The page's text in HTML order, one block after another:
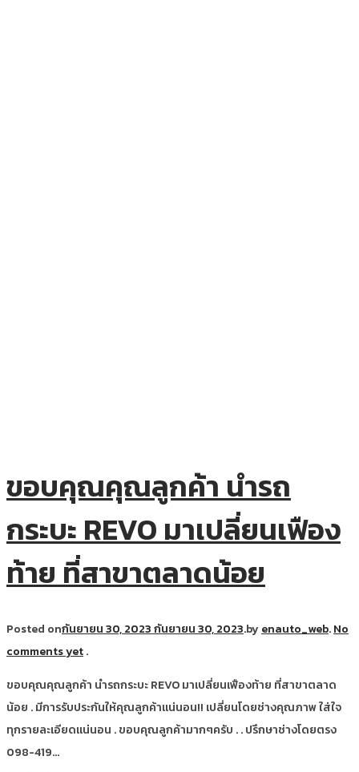
ขอบคุณคุณลูกค้า นำรถ
กระบะ REVO มาเปลี่ยนเฟือง
ท้าย ที่สาขาตลาดน้อย
Posted onกันยายน 30, 2023กันยายน 30, 2023.by enauto_web.No
comments yet.
ขอบคุณคุณลูกค้า นำรถกระบะ REVO มาเปลี่ยนเฟืองท้าย ที่สาขาตลาด
น้อย . มีการรับประกันให้คุณลูกค้าแน่นอน!! เปลี่ยนโดยช่างคุณภาพ ใส่ใจ
ทุกรายละเอียดแน่นอน . ขอบคุณลูกค้ามากๆครับ . . ปรึกษาช่างโดยตรง
098-419…